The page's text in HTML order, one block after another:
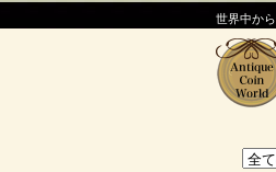
世界中か